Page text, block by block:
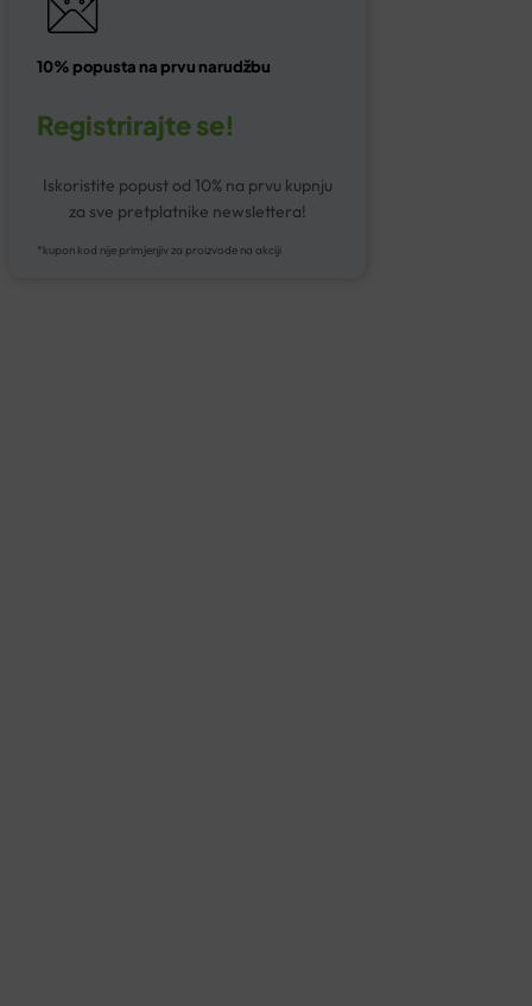
10% popusta na prvu narudžbu
Registrirajte se!
Iskoristite popust od 10% na prvu kupnju
za sve pretplatnike newslettera!
*kupon kod nije primjenjiv za proizvode na akciji